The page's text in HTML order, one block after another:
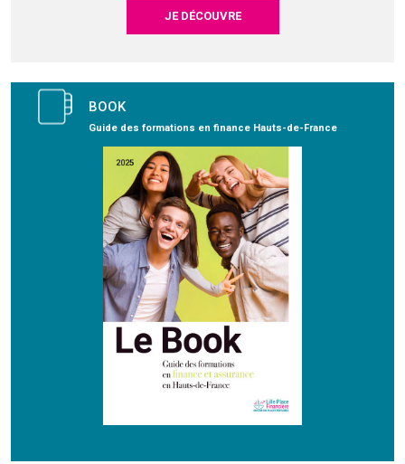
JE DÉCOUVRE
BOOK
Guide des formations en finance Hauts-de-France